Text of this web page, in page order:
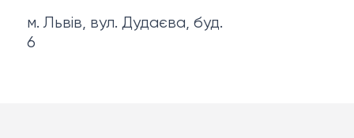
м. Львів, вул. Дудаєва, буд.
6